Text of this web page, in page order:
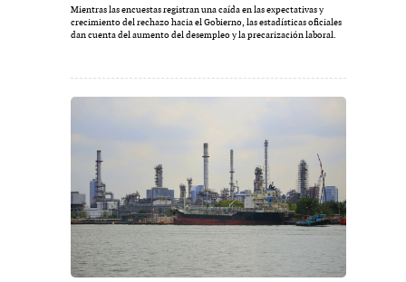
Mientras las encuestas registran una caída en las expectativas y
crecimiento del rechazo hacia el Gobierno, las estadísticas oficiales
dan cuenta del aumento del desempleo y la precarización laboral.